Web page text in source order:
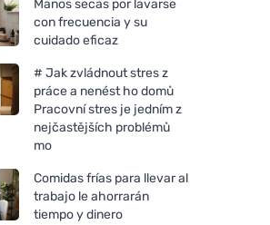
Manos secas por lavarse
con frecuencia y su
cuidado eficaz
# Jak zvládnout stres z
práce a nenést ho domů
Pracovní stres je jedním z
nejčastějších problémů
mo
Comidas frías para llevar al
trabajo le ahorrarán
tiempo y dinero